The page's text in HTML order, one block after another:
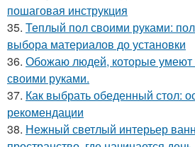
пошаговая инструкция
35. Теплый пол своими руками:
выбора материалов до установки
36. Обожаю людей, которые умеют
своими руками.
37. Как выбрать обеденный стол:
рекомендации
38. Нежный светлый интерьер